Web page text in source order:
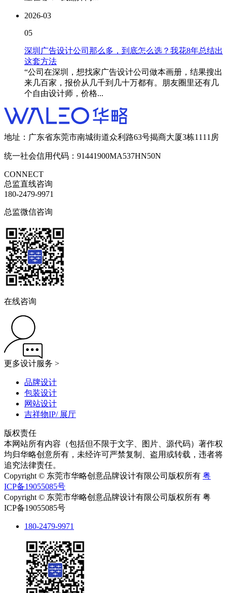
2026-03
05
深圳广告设计公司那么多，到底怎么选？我花8年总结出
这套方法
“公司在深圳，想找家广告设计公司做本画册，结果搜出
来几百家，报价从几千到几十万都有。朋友圈里还有几
个自由设计师，价格...
地址：广东省东莞市南城街道众利路63号揭商大厦3栋1111房
统一社会信用代码：91441900MA537HN50N
CONNECT
总监直线咨询
180-2479-9971
总监微信咨询
在线咨询
更多设计服务 >
品牌设计
包装设计
网站设计
吉祥物IP/ 展厅
版权责任
本网站所有内容（包括但不限于文字、图片、源代码）著作权
均归华略创意所有，未经许可严禁复制、盗用或转载，违者将
追究法律责任。
Copyright © 东莞市华略创意品牌设计有限公司版权所有 粤
ICP备19055085号
Copyright © 东莞市华略创意品牌设计有限公司版权所有 粤
ICP备19055085号
180-2479-9971